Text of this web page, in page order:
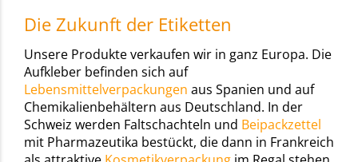
Die Zukunft der Etiketten
Unsere Produkte verkaufen wir in ganz Europa. Die
Aufkleber befinden sich auf
Lebensmittelverpackungen aus Spanien und auf
Chemikalienbehältern aus Deutschland. In der
Schweiz werden Faltschachteln und Beipackzettel
mit Pharmazeutika bestückt, die dann in Frankreich